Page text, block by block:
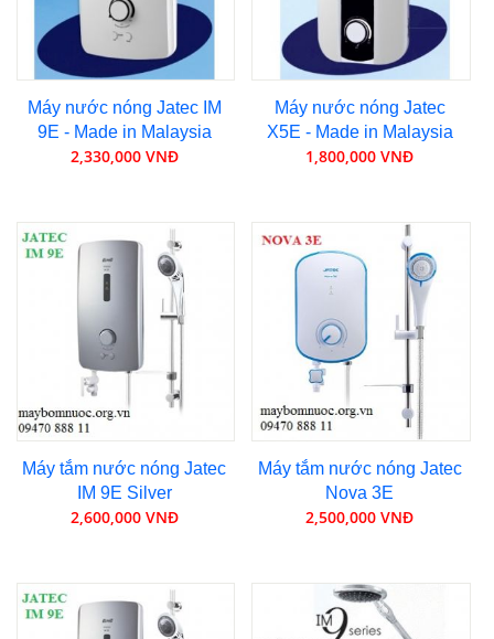
Máy nước nóng Jatec IM
9E - Made in Malaysia
2,330,000 VNĐ
Máy nước nóng Jatec
X5E - Made in Malaysia
1,800,000 VNĐ
Máy tắm nước nóng Jatec
IM 9E Silver
2,600,000 VNĐ
Máy tắm nước nóng Jatec
Nova 3E
2,500,000 VNĐ